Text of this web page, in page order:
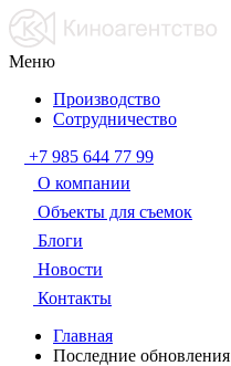
Меню
Производство
Сотрудничество
+7 985 644 77 99
О компании
Объекты для съемок
Блоги
Новости
Контакты
Главная
Последние обновления